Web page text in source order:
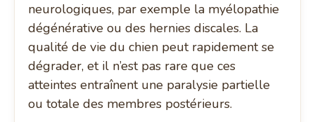
neurologiques, par exemple la myélopathie
dégénérative ou des hernies discales. La
qualité de vie du chien peut rapidement se
dégrader, et il n’est pas rare que ces
atteintes entraînent une paralysie partielle
ou totale des membres postérieurs.